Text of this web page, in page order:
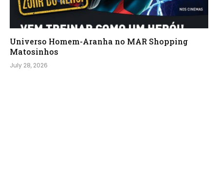
Universo Homem-Aranha no MAR Shopping
Matosinhos
July 28, 2026